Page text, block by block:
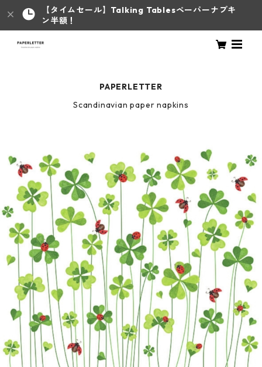
【タイムセール】Talking Tablesペーパーナプキ
ン半額！
PAPERLETTER
Scandinavian paper napkins